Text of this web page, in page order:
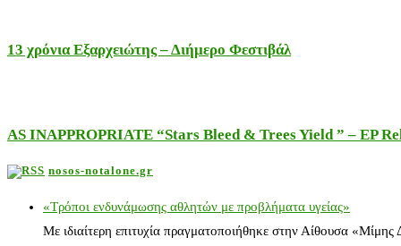
13 χρόνια Εξαρχειώτης – Διήμερο Φεστιβάλ
AS INAPPROPRIATE “Stars Bleed & Trees Yield ” – EP
nosos-notalone.gr
«Τρόποι ενδυνάμωσης αθλητών με προβλήματα υγείας»
Με ιδιαίτερη επιτυχία πραγματοποιήθηκε στην Αίθουσα